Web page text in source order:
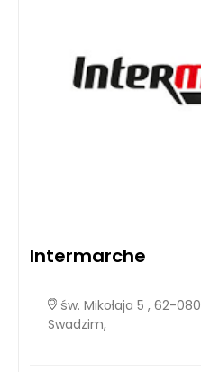
Intermarche
św. Mikołaja 5 , 62-080
Swadzim,